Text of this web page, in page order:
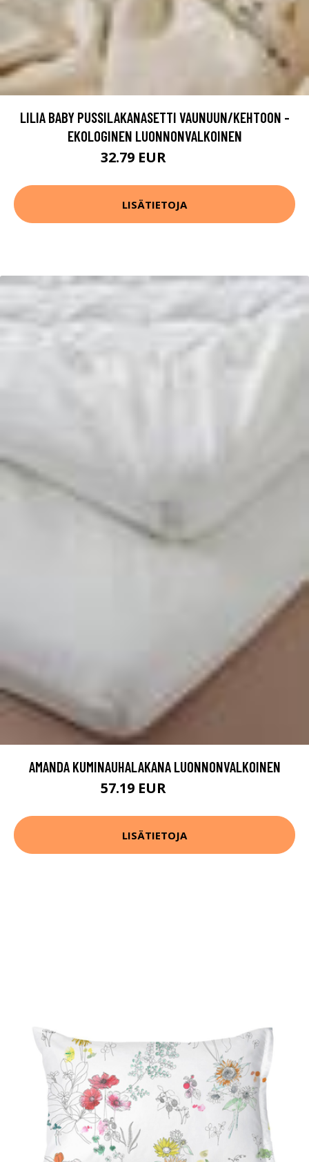
LILIA BABY PUSSILAKANASETTI VAUNUUN/KEHTOON -
EKOLOGINEN LUONNONVALKOINEN
32.79 EUR
LISÄTIETOJA
AMANDA KUMINAUHALAKANA LUONNONVALKOINEN
57.19 EUR
LISÄTIETOJA